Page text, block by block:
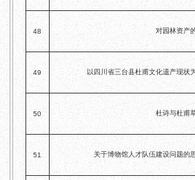
48 对园林资产
49 以四川省三台县杜甫文化遗产现状
50 杜诗与杜甫
51 关于博物馆人才队伍建设问题